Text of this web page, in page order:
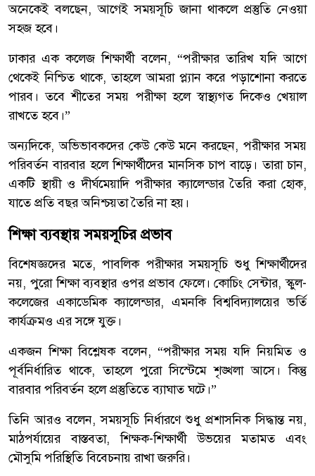
অনেকেই বলছেন, আগেই সময়সূচি জানা থাকলে প্রস্তুতি নেওয়া
সহজ হবে।
ঢাকার এক কলেজ শিক্ষার্থী বলেন, “পরীক্ষার তারিখ যদি আগে
থেকেই নিশ্চিত থাকে, তাহলে আমরা প্ল্যান করে পড়াশোনা করতে
পারব। তবে শীতের সময় পরীক্ষা হলে স্বাস্থ্যগত দিকেও খেয়াল
রাখতে হবে।”
অন্যদিকে, অভিভাবকদের কেউ কেউ মনে করছেন, পরীক্ষার সময়
পরিবর্তন বারবার হলে শিক্ষার্থীদের মানসিক চাপ বাড়ে। তারা চান,
একটি স্থায়ী ও দীর্ঘমেয়াদি পরীক্ষার ক্যালেন্ডার তৈরি করা হোক,
যাতে প্রতি বছর অনিশ্চয়তা তৈরি না হয়।
শিক্ষা ব্যবস্থায় সময়সূচির প্রভাব
বিশেষজ্ঞদের মতে, পাবলিক পরীক্ষার সময়সূচি শুধু শিক্ষার্থীদের
নয়, পুরো শিক্ষা ব্যবস্থার ওপর প্রভাব ফেলে। কোচিং সেন্টার, স্কুল-
কলেজের একাডেমিক ক্যালেন্ডার, এমনকি বিশ্ববিদ্যালয়ের ভর্তি
কার্যক্রমও এর সঙ্গে যুক্ত।
একজন শিক্ষা বিশ্লেষক বলেন, “পরীক্ষার সময় যদি নিয়মিত ও
পূর্বনির্ধারিত থাকে, তাহলে পুরো সিস্টেমে শৃঙ্খলা আসে। কিন্তু
বারবার পরিবর্তন হলে প্রস্তুতিতে ব্যাঘাত ঘটে।”
তিনি আরও বলেন, সময়সূচি নির্ধারণে শুধু প্রশাসনিক সিদ্ধান্ত নয়,
মাঠপর্যায়ের বাস্তবতা, শিক্ষক-শিক্ষার্থী উভয়ের মতামত এবং
মৌসুমি পরিস্থিতি বিবেচনায় রাখা জরুরি।